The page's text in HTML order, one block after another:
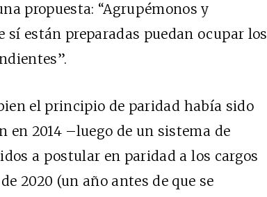
propuesta: “Agrupémonos y
sí están preparadas puedan ocupar los
el principio de paridad había sido
2014 –luego de un sistema de
a postular en paridad a los cargos
2020 (un año antes de que se